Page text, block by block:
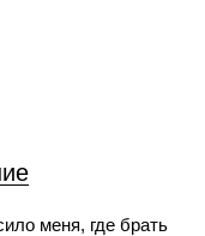
меня, где брать